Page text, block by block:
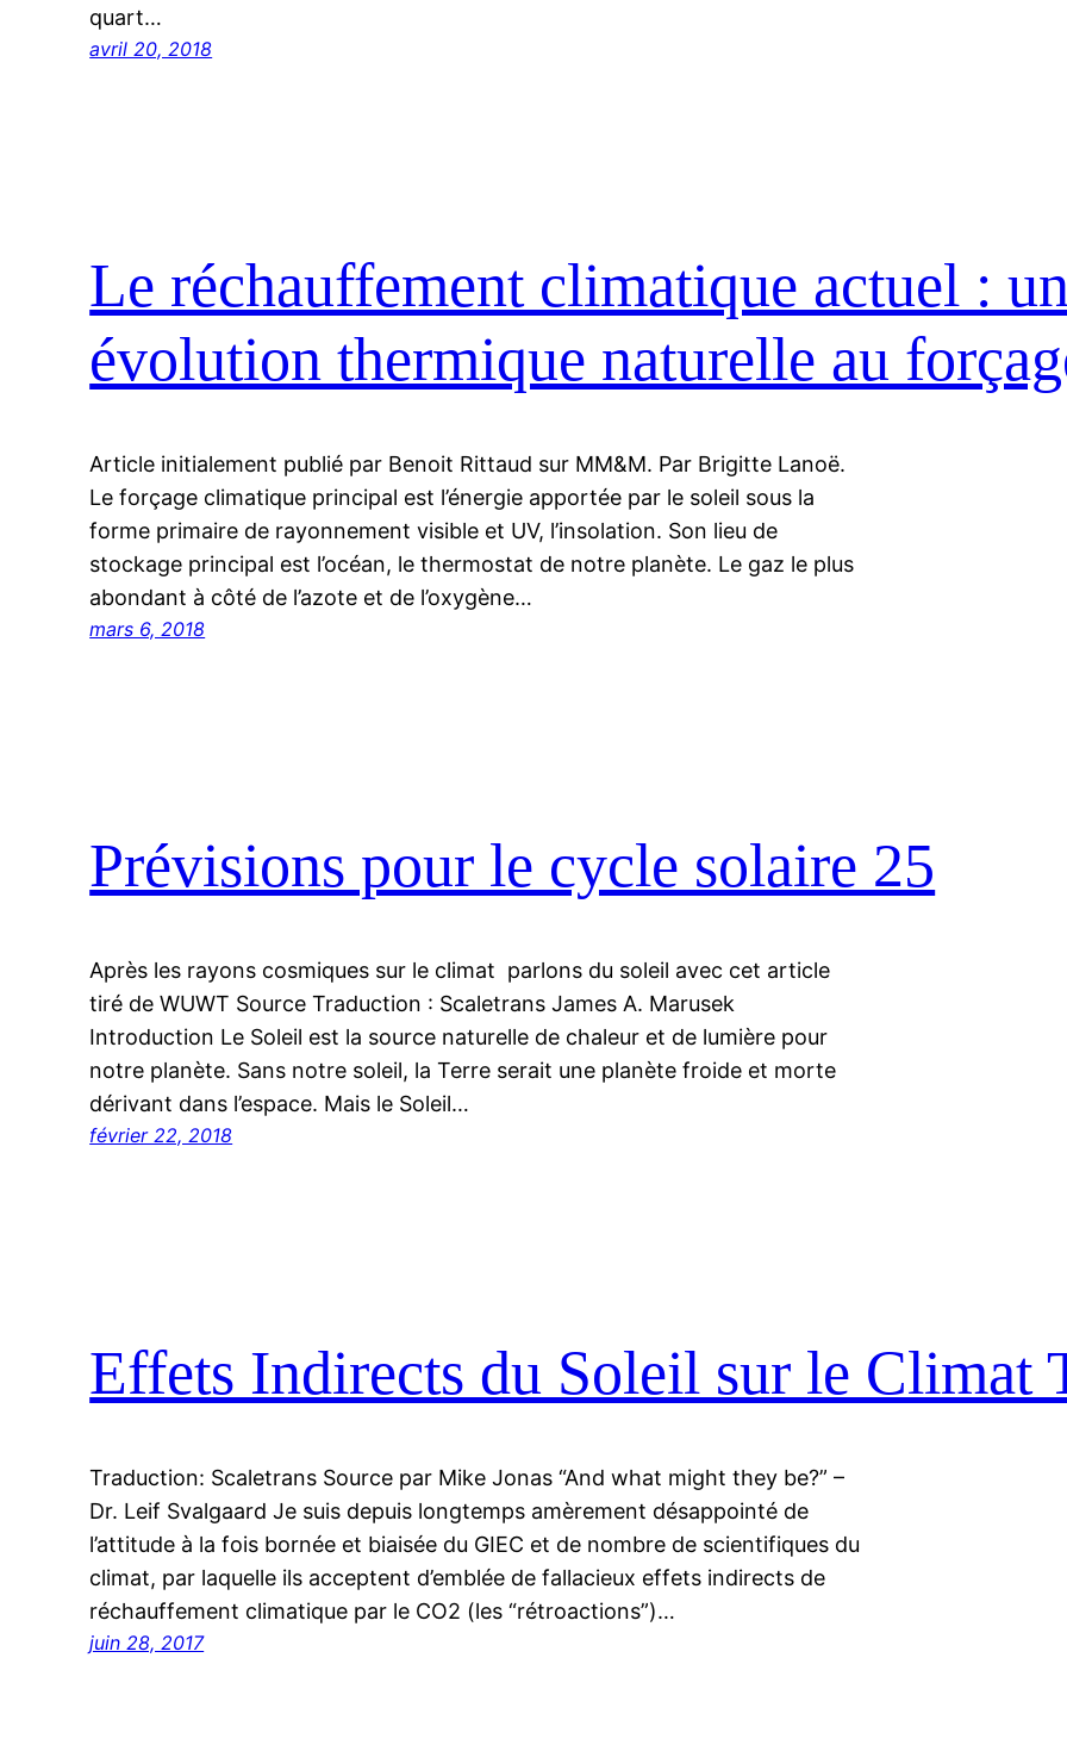
quart…
avril 20, 2018
Le réchauffement climatique actuel :
évolution thermique naturelle au
Article initialement publié par Benoit Rittaud sur MM&M. Par Brigitte Lanoë.
Le forçage climatique principal est l’énergie apportée par le soleil sous la
forme primaire de rayonnement visible et UV, l’insolation. Son lieu de
stockage principal est l’océan, le thermostat de notre planète. Le gaz le plus
abondant à côté de l’azote et de l’oxygène…
mars 6, 2018
Prévisions pour le cycle solaire 25
Après les rayons cosmiques sur le climat parlons du soleil avec cet article
tiré de WUWT Source Traduction : Scaletrans James A. Marusek
Introduction Le Soleil est la source naturelle de chaleur et de lumière pour
notre planète. Sans notre soleil, la Terre serait une planète froide et morte
dérivant dans l’espace. Mais le Soleil…
février 22, 2018
Effets Indirects du Soleil sur le Climat
Traduction: Scaletrans Source par Mike Jonas “And what might they be?” –
Dr. Leif Svalgaard Je suis depuis longtemps amèrement désappointé de
l’attitude à la fois bornée et biaisée du GIEC et de nombre de scientifiques du
climat, par laquelle ils acceptent d’emblée de fallacieux effets indirects de
réchauffement climatique par le CO2 (les “rétroactions”)…
juin 28, 2017